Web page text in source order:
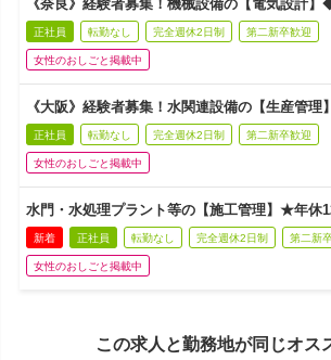
《奈良》経験者募集！機械設備の【電気設計
正社員 転勤なし 完全週休2日制 第二新卒歓迎
女性のおしごと掲載中
《大阪》経験者募集！水関連設備の【生産管
正社員 転勤なし 完全週休2日制 第二新卒歓迎
女性のおしごと掲載中
水門・水処理プラント等の【施工管理】★年
新着 正社員 転勤なし 完全週休2日制 第二新
女性のおしごと掲載中
この求人と勤務地が同じオス